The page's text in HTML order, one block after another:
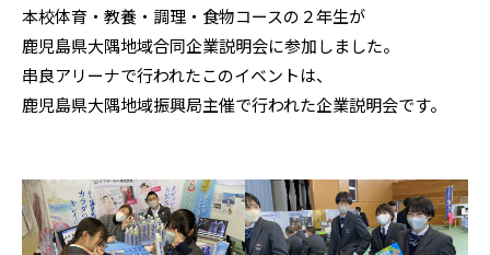
本校体育・教養・調理・食物コースの２年生が
鹿児島県大隅地域合同企業説明会に参加しました。
串良アリーナで行われたこのイベントは、
鹿児島県大隅地域振興局主催で行われた企業説明会です。